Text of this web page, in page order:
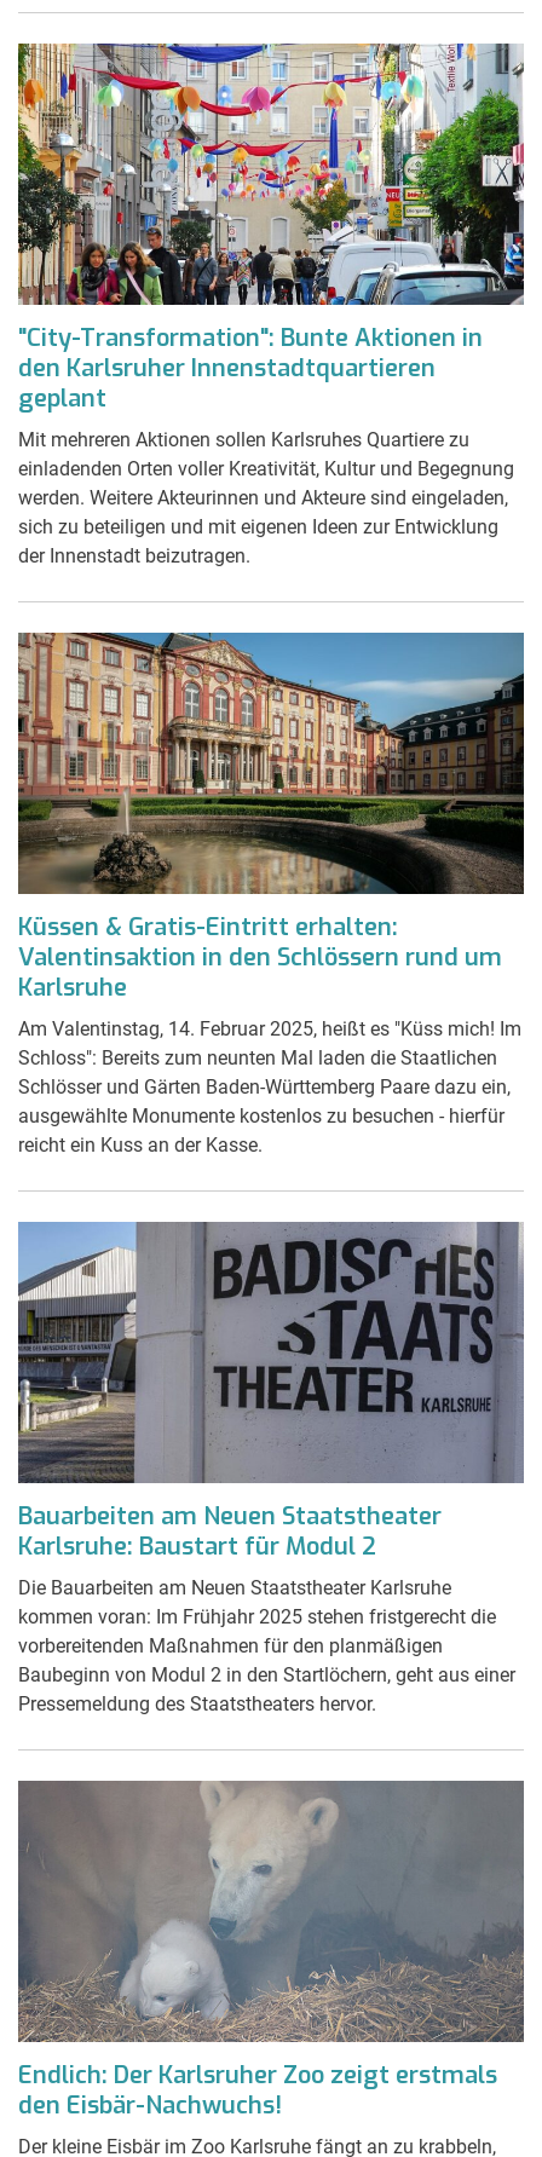
"City-Transformation": Bunte Aktionen in
den Karlsruher Innenstadtquartieren
geplant
Mit mehreren Aktionen sollen Karlsruhes Quartiere zu
einladenden Orten voller Kreativität, Kultur und Begegnung
werden. Weitere Akteurinnen und Akteure sind eingeladen,
sich zu beteiligen und mit eigenen Ideen zur Entwicklung
der Innenstadt beizutragen.
Küssen & Gratis-Eintritt erhalten:
Valentinsaktion in den Schlössern rund um
Karlsruhe
Am Valentinstag, 14. Februar 2025, heißt es "Küss mich! Im
Schloss": Bereits zum neunten Mal laden die Staatlichen
Schlösser und Gärten Baden-Württemberg Paare dazu ein,
ausgewählte Monumente kostenlos zu besuchen - hierfür
reicht ein Kuss an der Kasse.
Bauarbeiten am Neuen Staatstheater
Karlsruhe: Baustart für Modul 2
Die Bauarbeiten am Neuen Staatstheater Karlsruhe
kommen voran: Im Frühjahr 2025 stehen fristgerecht die
vorbereitenden Maßnahmen für den planmäßigen
Baubeginn von Modul 2 in den Startlöchern, geht aus einer
Pressemeldung des Staatstheaters hervor.
Endlich: Der Karlsruher Zoo zeigt erstmals
den Eisbär-Nachwuchs!
Der kleine Eisbär im Zoo Karlsruhe fängt an zu krabbeln,